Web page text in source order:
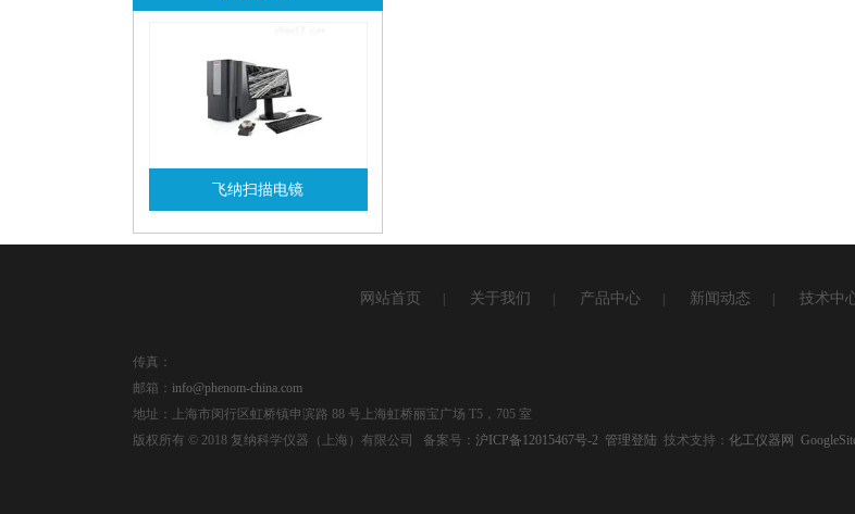
飞纳扫描电镜
查看详情
网站首页 关于我们 产品中心 新闻动态 技术中
传真：
邮箱： info@phenom-china.com
地址：上海市闵行区虹桥镇申滨路 88 号上海虹桥丽宝广场 T5，705 室
版权所有 © 2018 复纳科学仪器（上海）有限公司 备案号： 沪ICP备12015467号-2 管理登陆 技术支持： 化工仪器网